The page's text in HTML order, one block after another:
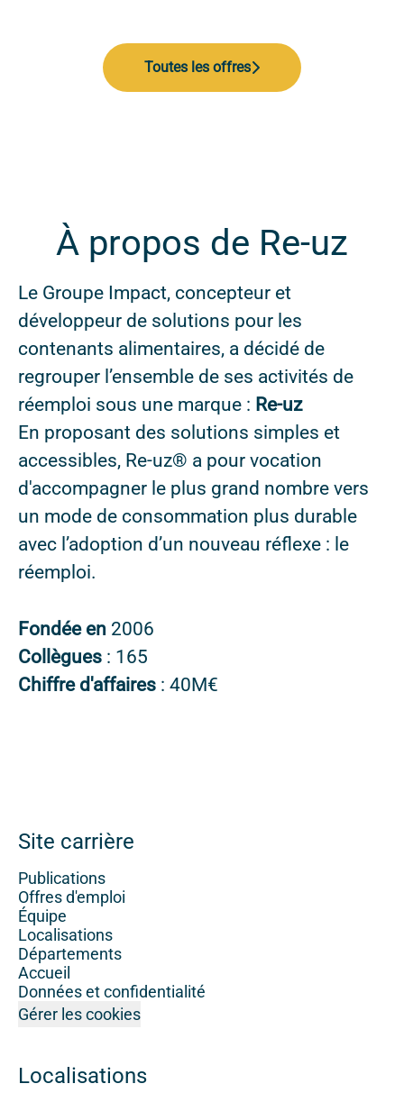
Toutes les offres
À propos de Re-uz
Le Groupe Impact, concepteur et
développeur de solutions pour les
contenants alimentaires, a décidé de
regrouper l’ensemble de ses activités de
réemploi sous une marque : Re-uz
En proposant des solutions simples et
accessibles, Re-uz® a pour vocation
d'accompagner le plus grand nombre vers
un mode de consommation plus durable
avec l’adoption d’un nouveau réflexe : le
réemploi.
Fondée en 2006
Collègues : 165
Chiffre d'affaires : 40M€
Site carrière
Publications
Offres d'emploi
Équipe
Localisations
Départements
Accueil
Données et confidentialité
Gérer les cookies
Localisations